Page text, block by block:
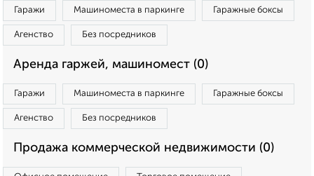
Гаражи Машиноместа в паркинге Гаражные боксы
Агенство Без посредников
Аренда гаржей, машиномест (0)
Гаражи Машиноместа в паркинге Гаражные боксы
Агенство Без посредников
Продажа коммерческой недвижимости (0)